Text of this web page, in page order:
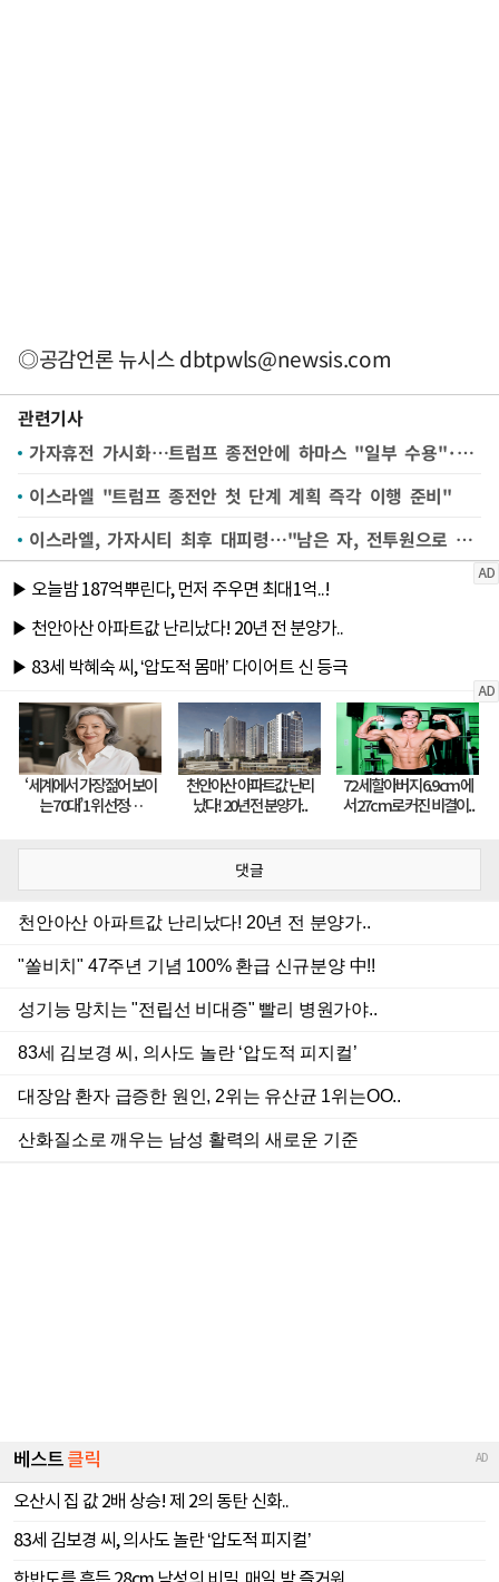
◎공감언론 뉴시스dbtpwls@newsis.com
관련기사
가자휴전 가시화…트럼프 종전안에 하마스 "일부 수용"·이스라엘 "준비"
이스라엘 "트럼프 종전안 첫 단계 계획 즉각 이행 준비"
이스라엘, 가자시티 최후 대피령…"남은 자, 전투원으로 간주"
댓글